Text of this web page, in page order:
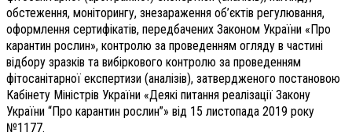
обстеження, моніторингу, знезараження об’єктів регулювання,
оформлення сертифікатів, передбачених Законом України «Про
карантин рослин», контролю за проведенням огляду в частині
відбору зразків та вибіркового контролю за проведенням
фітосанітарної експертизи (аналізів), затвердженого постановою
Кабінету Міністрів України «Деякі питання реалізації Закону
України “Про карантин рослин”» від 15 листопада 2019 року
№1177.